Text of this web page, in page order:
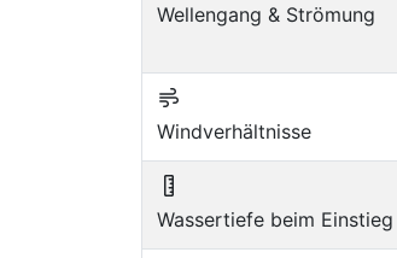
Wellengang & Strömung
Windverhältnisse
Wassertiefe beim Einstieg